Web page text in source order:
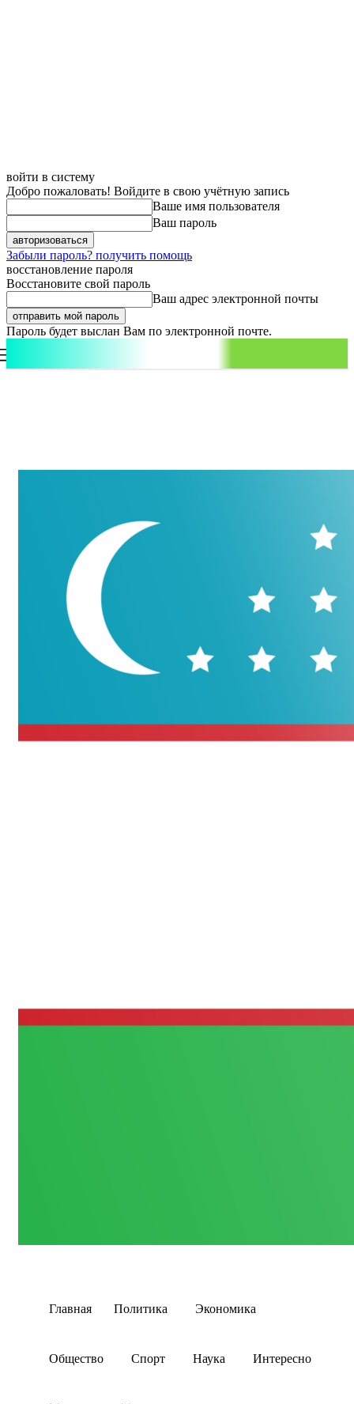
войти в систему
Добро пожаловать! Войдите в свою учётную запись
Ваше имя пользователя
Ваш пароль
Забыли пароль? получить помощь
восстановление пароля
Восстановите свой пароль
Ваш адрес электронной почты
Пароль будет выслан Вам по электронной почте.
Главная Политика Экономика
Общество Спорт Наука Интересно